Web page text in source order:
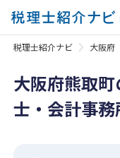
税理士紹介ナビ 大阪府
大阪府熊取
士・会計事